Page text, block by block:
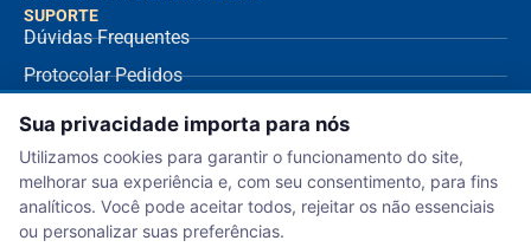
SUPORTE
Dúvidas Frequentes
Protocolar Pedidos
Envio de NF Fornecedor
Ouvidoria
Aviso de Privacidade
Termo de Uso
Sua privacidade importa para nós
Utilizamos cookies para garantir o funcionamento do site,
melhorar sua experiência e, com seu consentimento, para fins
analíticos. Você pode aceitar todos, rejeitar os não essenciais
ou personalizar suas preferências.